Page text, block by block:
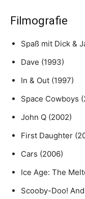
Filmografie
Spaß mit Dick &
Dave (1993)
In & Out (1997)
Space Cowboys
John Q (2002)
First Daughter
Cars (2006)
Ice Age: The
Scooby-Doo!